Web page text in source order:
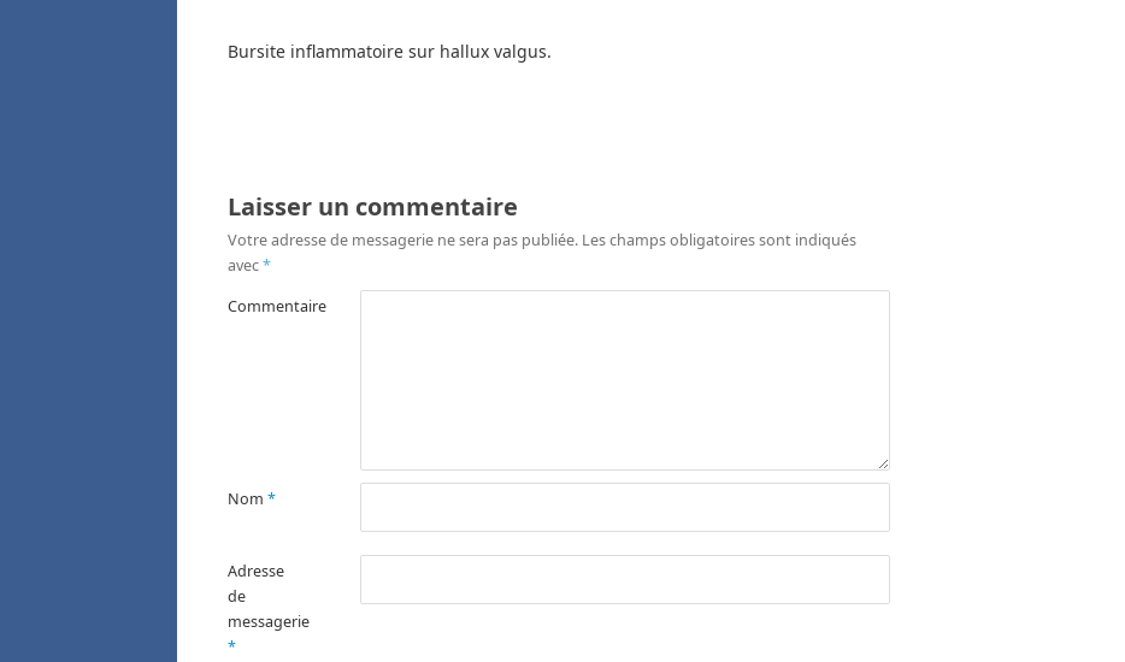
Bursite inflammatoire sur hallux valgus.
Laisser un commentaire
Votre adresse de messagerie ne sera pas publiée. Les champs obligatoires sont indiqués
avec*
Commentaire
Nom *
Adresse
de
messagerie
*